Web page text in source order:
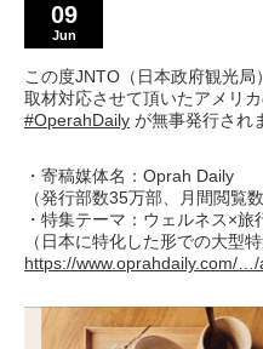
09
Jun
この度JNTO（日本政府観光局
取材対応させて頂いたアメリ
#OperahDaily が無事発行され
・寄稿媒体名：Oprah Daily
（発行部数35万部、月間閲覧
・特集テーマ：ウェルネス×旅
（日本に特化した形での大型特
https://www.oprahdaily.com/